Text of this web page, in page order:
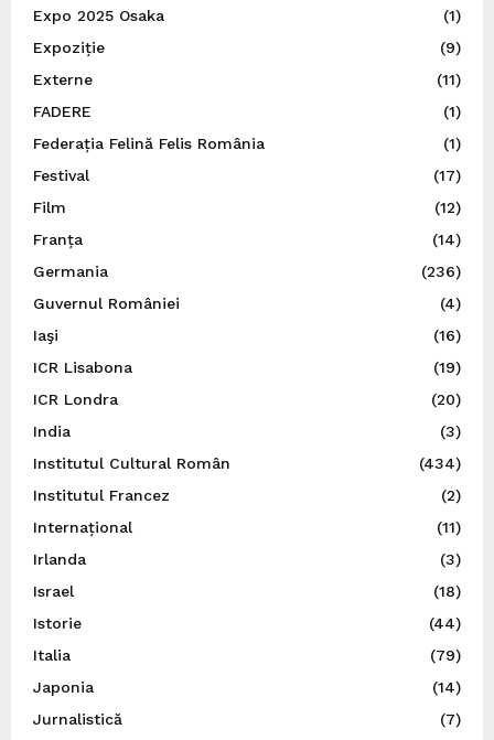
Expo 2025 Osaka
(1)
Expoziție
(9)
Externe
(11)
FADERE
(1)
Federația Felină Felis România
(1)
Festival
(17)
Film
(12)
Franța
(14)
Germania
(236)
Guvernul României
(4)
Iaşi
(16)
ICR Lisabona
(19)
ICR Londra
(20)
India
(3)
Institutul Cultural Român
(434)
Institutul Francez
(2)
Internațional
(11)
Irlanda
(3)
Israel
(18)
Istorie
(44)
Italia
(79)
Japonia
(14)
Jurnalistică
(7)